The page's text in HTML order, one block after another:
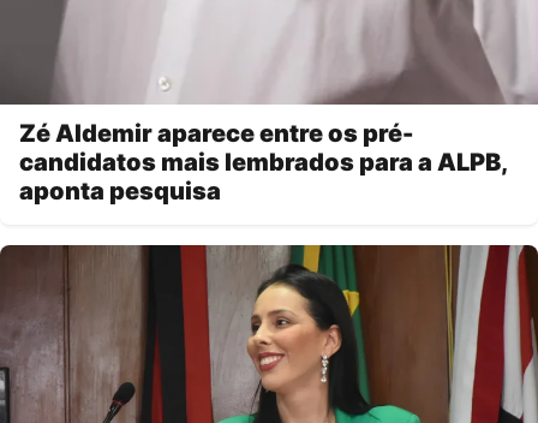
Zé Aldemir aparece entre os pré-
candidatos mais lembrados para a ALPB,
aponta pesquisa